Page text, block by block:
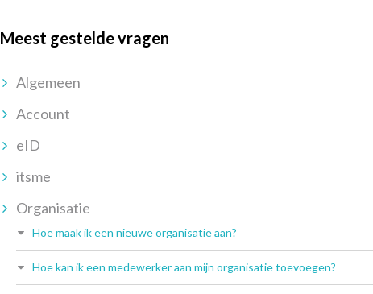
Meest gestelde vragen
Algemeen
Account
eID
itsme
Organisatie
Hoe maak ik een nieuwe organisatie aan?
Hoe kan ik een medewerker aan mijn organisatie toevoegen?